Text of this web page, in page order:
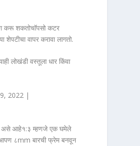
करू शकतोचॉपसो कटर
वापर करावा लागतो.
लोखंडी वस्तूला धार किंवा
9, 2022 |
असे आहे१:३ म्हणजे एक घमेले
आपण ८mm बारची फ्रेम बनवून